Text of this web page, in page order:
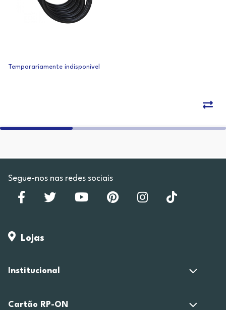
Temporariamente indisponível
Segue-nos nas redes sociais
Lojas
Institucional
Cartão RP-ON